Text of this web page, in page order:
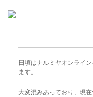
日頃はナルミヤオンライ
ます。
大変混みあっており、現